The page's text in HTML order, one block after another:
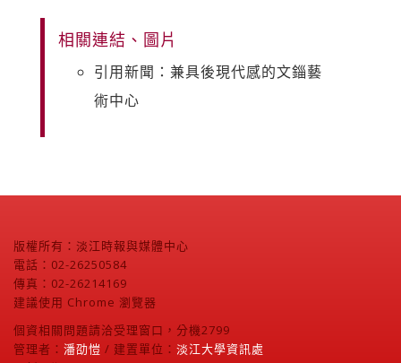
相關連結、圖片
引用新聞：兼具後現代感的文錙藝
術中心
版權所有：淡江時報與媒體中心
電話：02-26250584
傳真：02-26214169
建議使用 Chrome 瀏覽器
個資相關問題請洽受理窗口，分機2799
管理者： 潘劭愷 / 建置單位： 淡江大學資訊處